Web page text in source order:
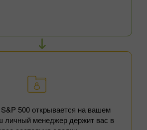
500 открывается на вашем
личный менеджер держит вас в